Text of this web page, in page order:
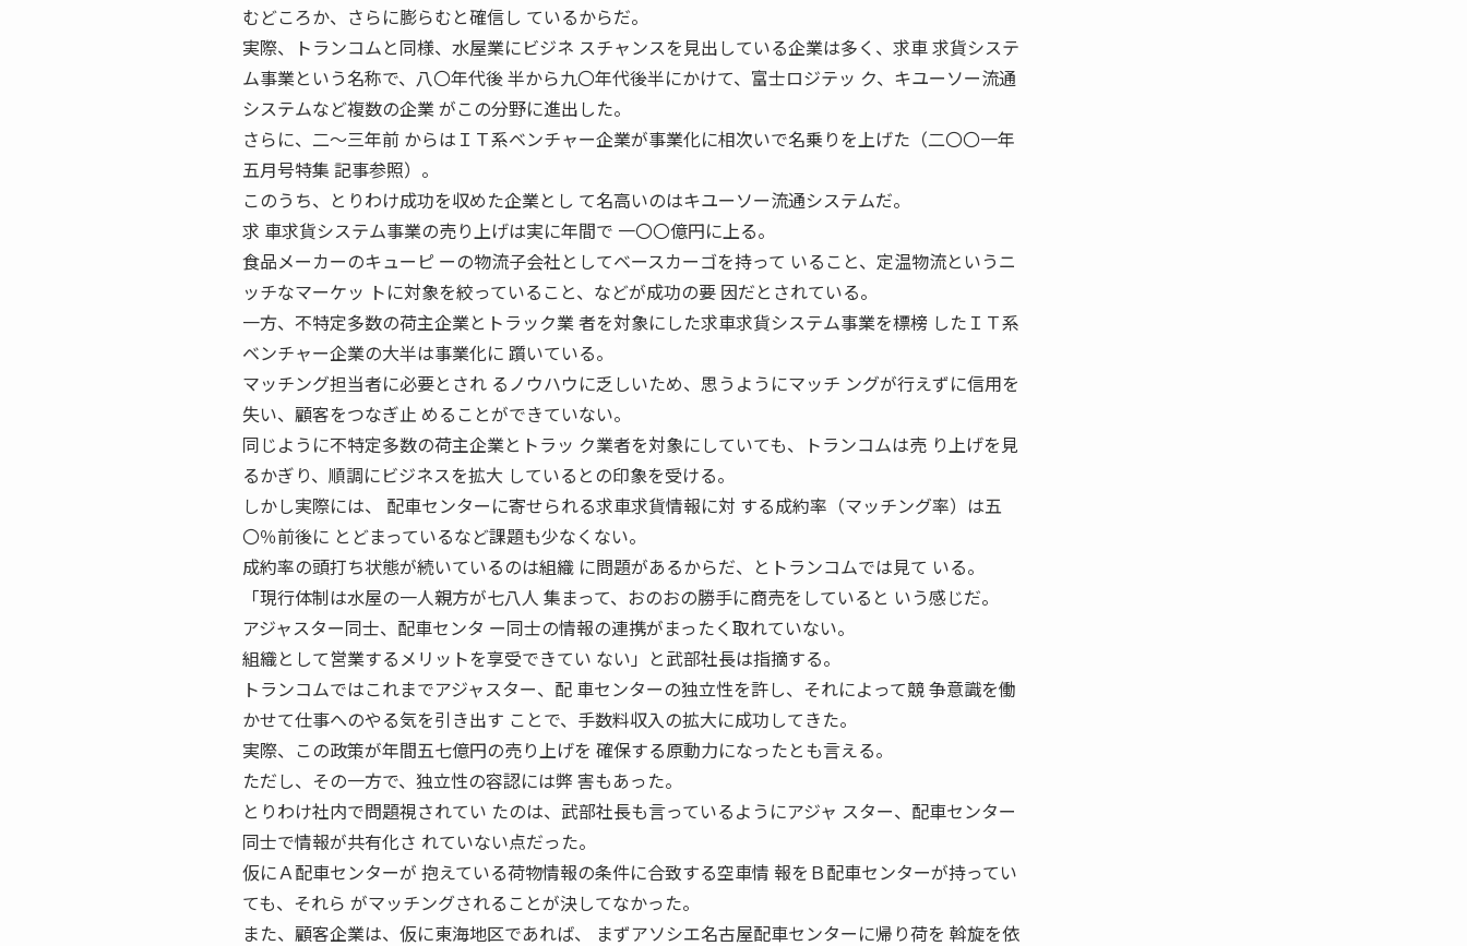
むどころか、さらに膨らむと確信し ているからだ。
実際、トランコムと同様、水屋業にビジネ スチャンスを見出している企業は多く、求車 求貨システ
ム事業という名称で、八〇年代後 半から九〇年代後半にかけて、富士ロジテッ ク、キユーソー流通
システムなど複数の企業 がこの分野に進出した。
さらに、二〜三年前 からはＩＴ系ベンチャー企業が事業化に相次いで名乗りを上げた（二〇〇一年
五月号特集 記事参照）。
このうち、とりわけ成功を収めた企業とし て名高いのはキユーソー流通システムだ。
求 車求貨システム事業の売り上げは実に年間で 一〇〇億円に上る。
食品メーカーのキューピ ーの物流子会社としてベースカーゴを持って いること、定温物流というニ
ッチなマーケッ トに対象を絞っていること、などが成功の要 因だとされている。
一方、不特定多数の荷主企業とトラック業 者を対象にした求車求貨システム事業を標榜 したＩＴ系
ベンチャー企業の大半は事業化に 躓いている。
マッチング担当者に必要とされ るノウハウに乏しいため、思うようにマッチ ングが行えずに信用を
失い、顧客をつなぎ止 めることができていない。
同じように不特定多数の荷主企業とトラッ ク業者を対象にしていても、トランコムは売 り上げを見
るかぎり、順調にビジネスを拡大 しているとの印象を受ける。
しかし実際には、 配車センターに寄せられる求車求貨情報に対 する成約率（マッチング率）は五
〇％前後に とどまっているなど課題も少なくない。
成約率の頭打ち状態が続いているのは組織 に問題があるからだ、とトランコムでは見て いる。
「現行体制は水屋の一人親方が七八人 集まって、おのおの勝手に商売をしていると いう感じだ。
アジャスター同士、配車センタ ー同士の情報の連携がまったく取れていない。
組織として営業するメリットを享受できてい ない」と武部社長は指摘する。
トランコムではこれまでアジャスター、配 車センターの独立性を許し、それによって競 争意識を働
かせて仕事へのやる気を引き出す ことで、手数料収入の拡大に成功してきた。
実際、この政策が年間五七億円の売り上げを 確保する原動力になったとも言える。
ただし、その一方で、独立性の容認には弊 害もあった。
とりわけ社内で問題視されてい たのは、武部社長も言っているようにアジャ スター、配車センター
同士で情報が共有化さ れていない点だった。
仮にＡ配車センターが 抱えている荷物情報の条件に合致する空車情 報をＢ配車センターが持ってい
ても、それら がマッチングされることが決してなかった。
また、顧客企業は、仮に東海地区であれば、 まずアソシエ名古屋配車センターに帰り荷を 斡旋を依